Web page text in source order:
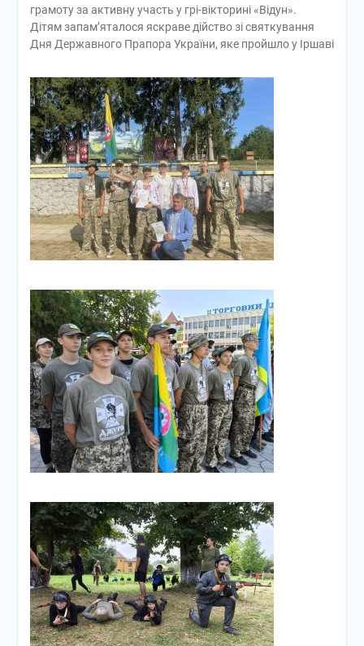
грамоту за активну участь у грі-вікторині «Відун».
Дітям запам’яталося яскраве дійство зі святкування
Дня Державного Прапора України, яке пройшло у Іршаві